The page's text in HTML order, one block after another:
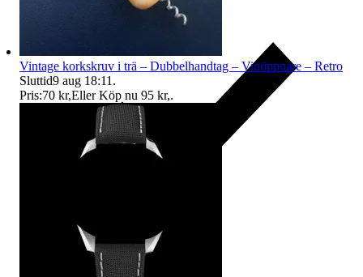
Vintage korkskruv i trä – Dubbelhandtag – Vinöppnare – Retro
Sluttid9 aug 18:11 .
Pris:70 kr,Eller Köp nu 95 kr,.